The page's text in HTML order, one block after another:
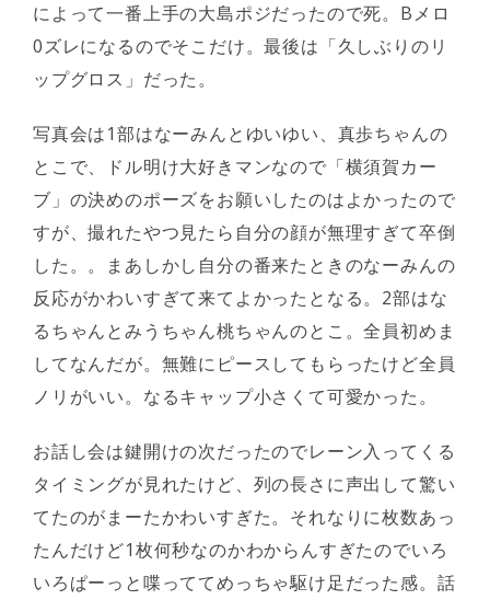
によって一番上手の大島ポジだったので死。Bメロ
0ズレになるのでそこだけ。最後は「久しぶりのリ
ップグロス」だった。
写真会は1部はなーみんとゆいゆい、真歩ちゃんの
とこで、ドル明け大好きマンなので「横須賀カー
ブ」の決めのポーズをお願いしたのはよかったので
すが、撮れたやつ見たら自分の顔が無理すぎて卒倒
した。。まあしかし自分の番来たときのなーみんの
反応がかわいすぎて来てよかったとなる。2部はな
るちゃんとみうちゃん桃ちゃんのとこ。全員初めま
してなんだが。無難にピースしてもらったけど全員
ノリがいい。なるキャップ小さくて可愛かった。
お話し会は鍵開けの次だったのでレーン入ってくる
タイミングが見れたけど、列の長さに声出して驚い
てたのがまーたかわいすぎた。それなりに枚数あっ
たんだけど1枚何秒なのかわからんすぎたのでいろ
いろぱーっと喋っててめっちゃ駆け足だった感。話